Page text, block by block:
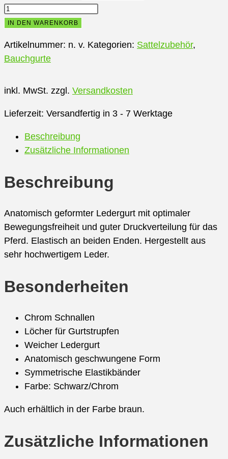
Karlslund
Anatomisch
Ledergurt
(Farben:
und
Menge
IN DEN WARENKORB
Artikelnummer: n. v. Kategorien: Sattelzubehör,
Bauchgurte
inkl. MwSt. zzgl. Versandkosten
Lieferzeit: Versandfertig in 3 - 7 Werktage
Beschreibung
Zusätzliche Informationen
Beschreibung
Anatomisch geformter Ledergurt mit optimaler
Bewegungsfreiheit und guter Druckverteilung für das
Pferd. Elastisch an beiden Enden. Hergestellt aus
sehr hochwertigem Leder.
Besonderheiten
Chrom Schnallen
Löcher für Gurtstrupfen
Weicher Ledergurt
Anatomisch geschwungene Form
Symmetrische Elastikbänder
Farbe: Schwarz/Chrom
Auch erhältlich in der Farbe braun.
Zusätzliche Informationen